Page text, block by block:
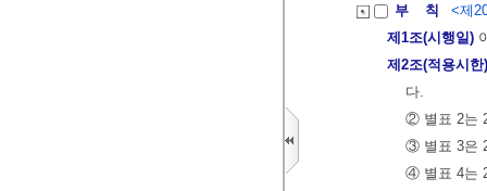
부 칙
<제
제1조(시행일)
제2조(적용시한)
다.
② 별표 2는
③ 별표 3은
④ 별표 4는